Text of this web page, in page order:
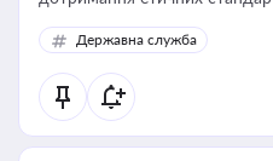
Державна служба